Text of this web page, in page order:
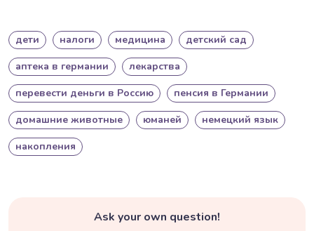
дети налоги медицина
детский сад
аптека в германии
лекарства
перевести деньги в Россию
пенсия в Германии
домашние животные
юманей
немецкий язык
накопления
Ask your own question!